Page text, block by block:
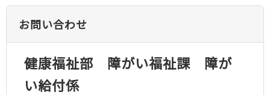
お問い合わせ
健康福祉部 障がい福祉課 障が
い給付係